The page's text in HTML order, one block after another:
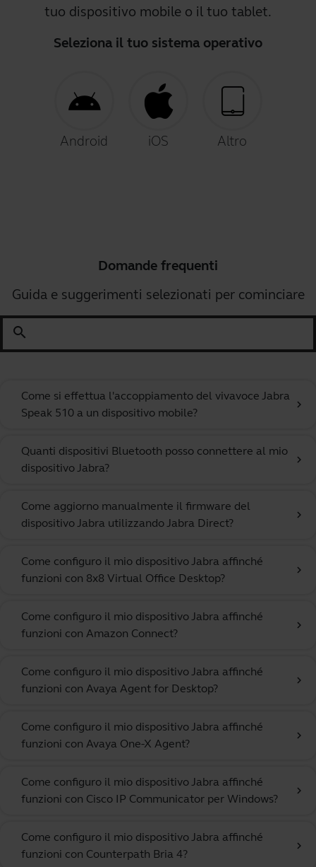
tuo dispositivo mobile o il tuo tablet.
Seleziona il tuo sistema operativo
Android iOS Altro
Domande frequenti
Guida e suggerimenti selezionati per cominciare
search
Come si effettua l'accoppiamento del vivavoce Jabra
Speak 510 a un dispositivo mobile?
chevron_right
Quanti dispositivi Bluetooth posso connettere al mio
dispositivo Jabra?
chevron_right
Come aggiorno manualmente il firmware del
dispositivo Jabra utilizzando Jabra Direct?
chevron_right
Come configuro il mio dispositivo Jabra affinché
funzioni con 8x8 Virtual Office Desktop?
chevron_right
Come configuro il mio dispositivo Jabra affinché
funzioni con Amazon Connect?
chevron_right
Come configuro il mio dispositivo Jabra affinché
funzioni con Avaya Agent for Desktop?
chevron_right
Come configuro il mio dispositivo Jabra affinché
funzioni con Avaya One-X Agent?
chevron_right
Come configuro il mio dispositivo Jabra affinché
funzioni con Cisco IP Communicator per Windows?
chevron_right
Come configuro il mio dispositivo Jabra affinché
funzioni con Counterpath Bria 4?
chevron_right